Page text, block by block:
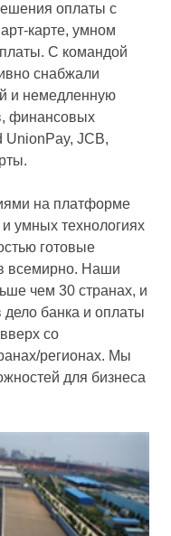
оплаты с
карте, умном
С командой
снабжали
и немедленную
финансовых
UnionPay, JCB,
на платформе
умных технологиях
готовые
всемирно. Наши
чем 30 странах, и
банка и оплаты
со
регионах. Мы
для бизнеса